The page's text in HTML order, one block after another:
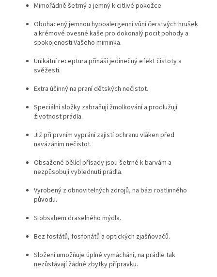
Mimořádně šetrný a jemný k citlivé pokožce.
Obohacený jemnou hypoalergenní vůní čerstvých hrušek
a krémové ovesné kaše pro dokonalý pocit pohody a
spokojenosti Vašeho miminka.
Unikátní receptura přináší jedinečný efekt čistoty a
svěžesti.
Extra účinný na praní dětských nečistot.
Speciální složky zabraňují žmolkování a prodlužují
životnost prádla.
Již při prvním vyprání zajistí ochranu vláken před
navázáním nečistot.
Obsažené bělící přísady jsou šetrné k barvám a
nezpůsobují vyblednutí prádla.
Vyrobený z obnovitelných zdrojů, na bázi rostlinného
původu.
S obsahem draselného mýdla.
Bez fosfátů, fosfonátů a optických zjašňovačů.
Složení umožňuje úplné vymáchání, na prádle tak
nezůstávají žádné zbytky přípravku.